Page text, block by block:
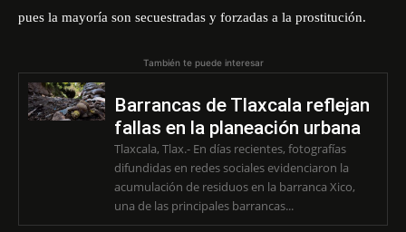
pues la mayoría son secuestradas y forzadas a la prostitución.
También te puede interesar
Barrancas de Tlaxcala reflejan
fallas en la planeación urbana
Tlaxcala, Tlax.- En días recientes, fotografías
difundidas en redes sociales evidenciaron la
acumulación de residuos en la barranca Xico,
una de las principales barrancas...